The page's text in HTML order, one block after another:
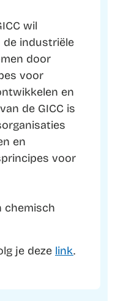
wil
de industriële
door
voor
en
de GICC is
en
voor
chemisch
je deze link.